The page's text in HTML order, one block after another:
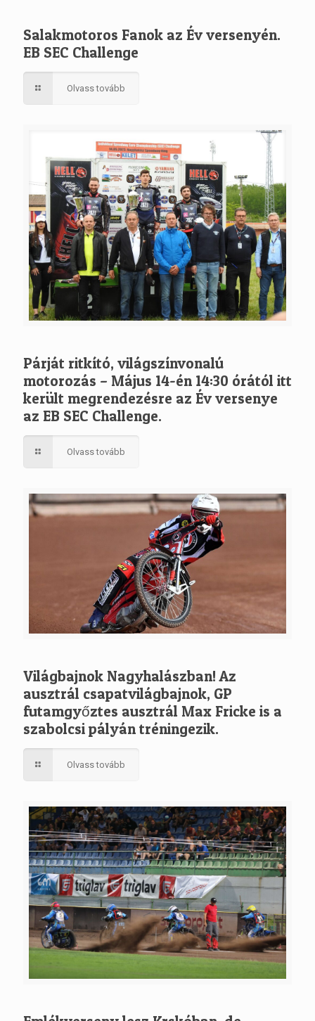
Salakmotoros Fanok az Év versenyén.
EB SEC Challenge
Olvass tovább
Párját ritkító, világszínvonalú
motorozás – Május 14-én 14:30 órától itt
került megrendezésre az Év versenye
az EB SEC Challenge.
Olvass tovább
Világbajnok Nagyhalászban! Az
ausztrál csapatvilágbajnok, GP
futamgyőztes ausztrál Max Fricke is a
szabolcsi pályán tréningezik.
Olvass tovább